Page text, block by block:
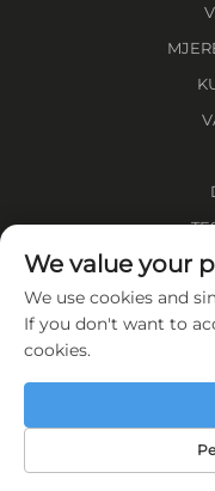
We value your
We use cookies and
If you don't want to
cookies.